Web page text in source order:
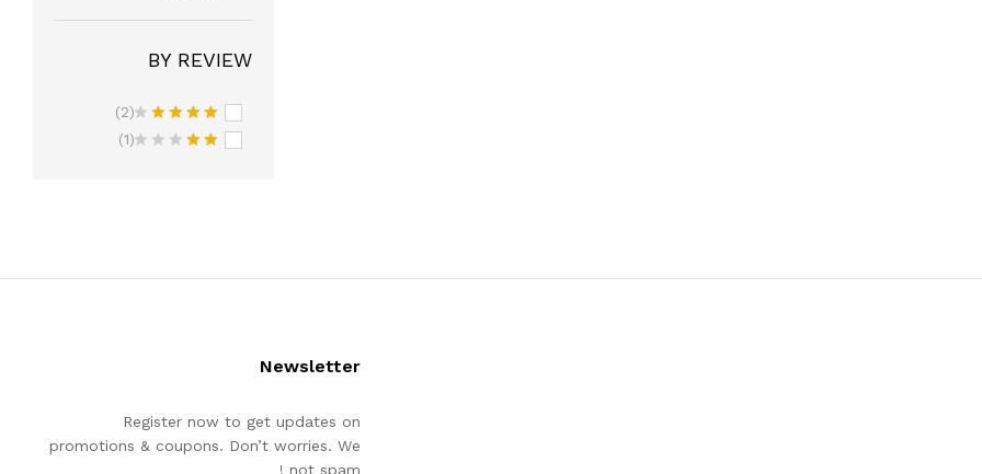
Jiva Ayurveda
(2)
Pampers
(1)
Sri Sri Tattva
(2)
Turmaboost
(1)
BY REVIEW
تم
(2)
(1)
Newsletter
Register now to get updates on
promotions & coupons. Don’t worries. We
not spam !